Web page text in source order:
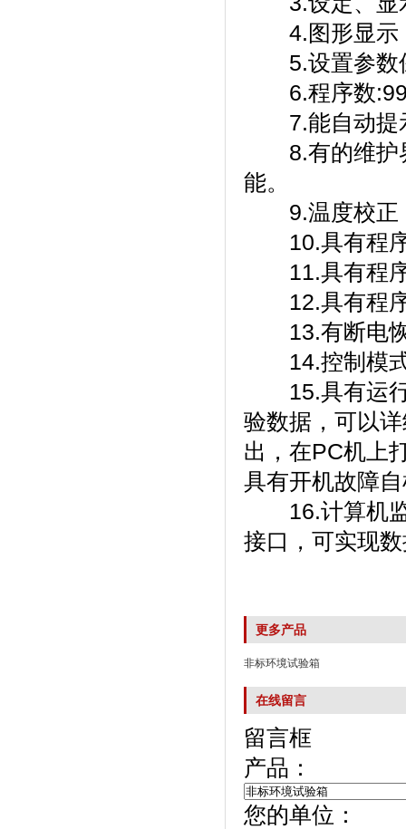
4.图形显示
5.设置参数保
6.程序数:99组
7.能自动提示
8.有的维护界
能。
9.温度校正
10.具有程序
11.具有程序跳
12.具有程序停
13.有断电恢复
14.控制模式
15.具有运行界
验数据，可
出，在PC机
具有开机故障自
16.计算机监
接口，可实现
更多产品
非标环境试验箱
在线留言
留言框
产品：
您的单位：